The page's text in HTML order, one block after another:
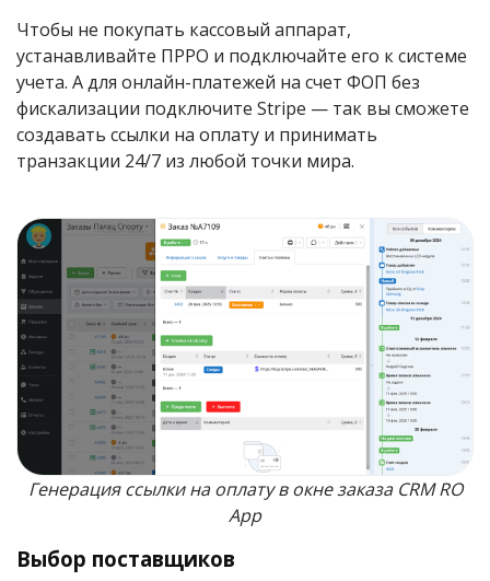
Чтобы не покупать кассовый аппарат,
устанавливайте ПРРО и подключайте его к системе
учета. А для онлайн-платежей на счет ФОП без
фискализации подключите Stripe — так вы сможете
создавать ссылки на оплату и принимать
транзакции 24/7 из любой точки мира.
Генерация ссылки на оплату в окне заказа CRM RO
App
Выбор поставщиков